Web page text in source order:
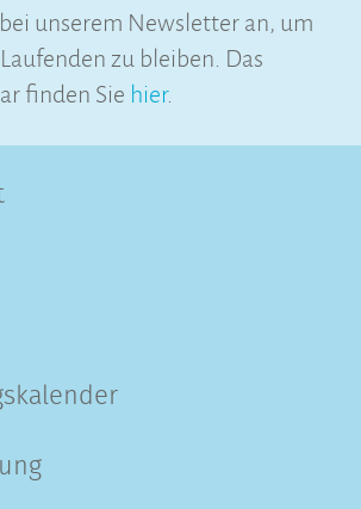
unserem Newsletter an, um
zu bleiben. Das
finden Sie hier.